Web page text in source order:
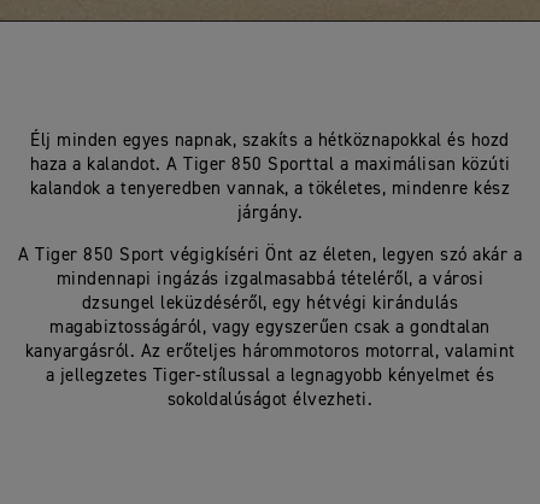
Élj minden egyes napnak, szakíts a hétköznapokkal és hozd
haza a kalandot. A Tiger 850 Sporttal a maximálisan közúti
kalandok a tenyeredben vannak, a tökéletes, mindenre kész
járgány.
A Tiger 850 Sport végigkíséri Önt az életen, legyen szó akár a
mindennapi ingázás izgalmasabbá tételéről, a városi
dzsungel leküzdéséről, egy hétvégi kirándulás
magabiztosságáról, vagy egyszerűen csak a gondtalan
kanyargásról. Az erőteljes hárommotoros motorral, valamint
a jellegzetes Tiger-stílussal a legnagyobb kényelmet és
sokoldalúságot élvezheti.